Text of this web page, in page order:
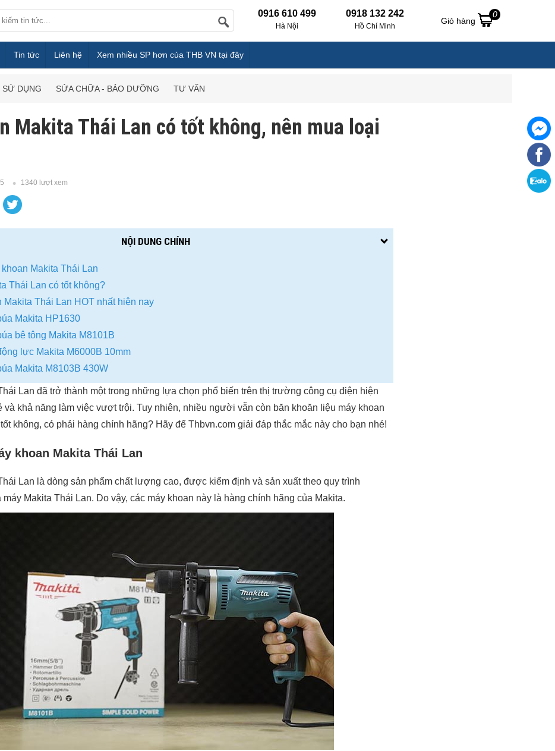
0916 610 499
Hà Nội
0918 132 242
Hồ Chí Minh
Giỏ hàng
0
Tin tức Liên hệ Xem nhiều SP hơn của THB VN tại đây
DỤNG SỬA CHỮA - BẢO DƯỠNG TƯ VẤN
Makita Thái Lan có tốt không, nên mua loại
1340 lượt xem
NỘI DUNG CHÍNH
Makita Thái Lan
Thái Lan có tốt không?
Makita Thái Lan HOT nhất hiện nay
Makita HP1630
bê tông Makita M8101B
lực Makita M6000B 10mm
Makita M8103B 430W
Lan đã trở thành một trong những lựa chọn phổ biến trên thị trường công cụ điện hiện
và khả năng làm việc vượt trội. Tuy nhiên, nhiều người vẫn còn băn khoăn liệu máy khoan
không, có phải hàng chính hãng? Hãy để Thbvn.com giải đáp thắc mắc này cho bạn nhé!
khoan Makita Thái Lan
Lan là dòng sản phẩm chất lượng cao, được kiểm định và sản xuất theo quy trình
máy Makita Thái Lan. Do vậy, các máy khoan này là hàng chính hãng của Makita.